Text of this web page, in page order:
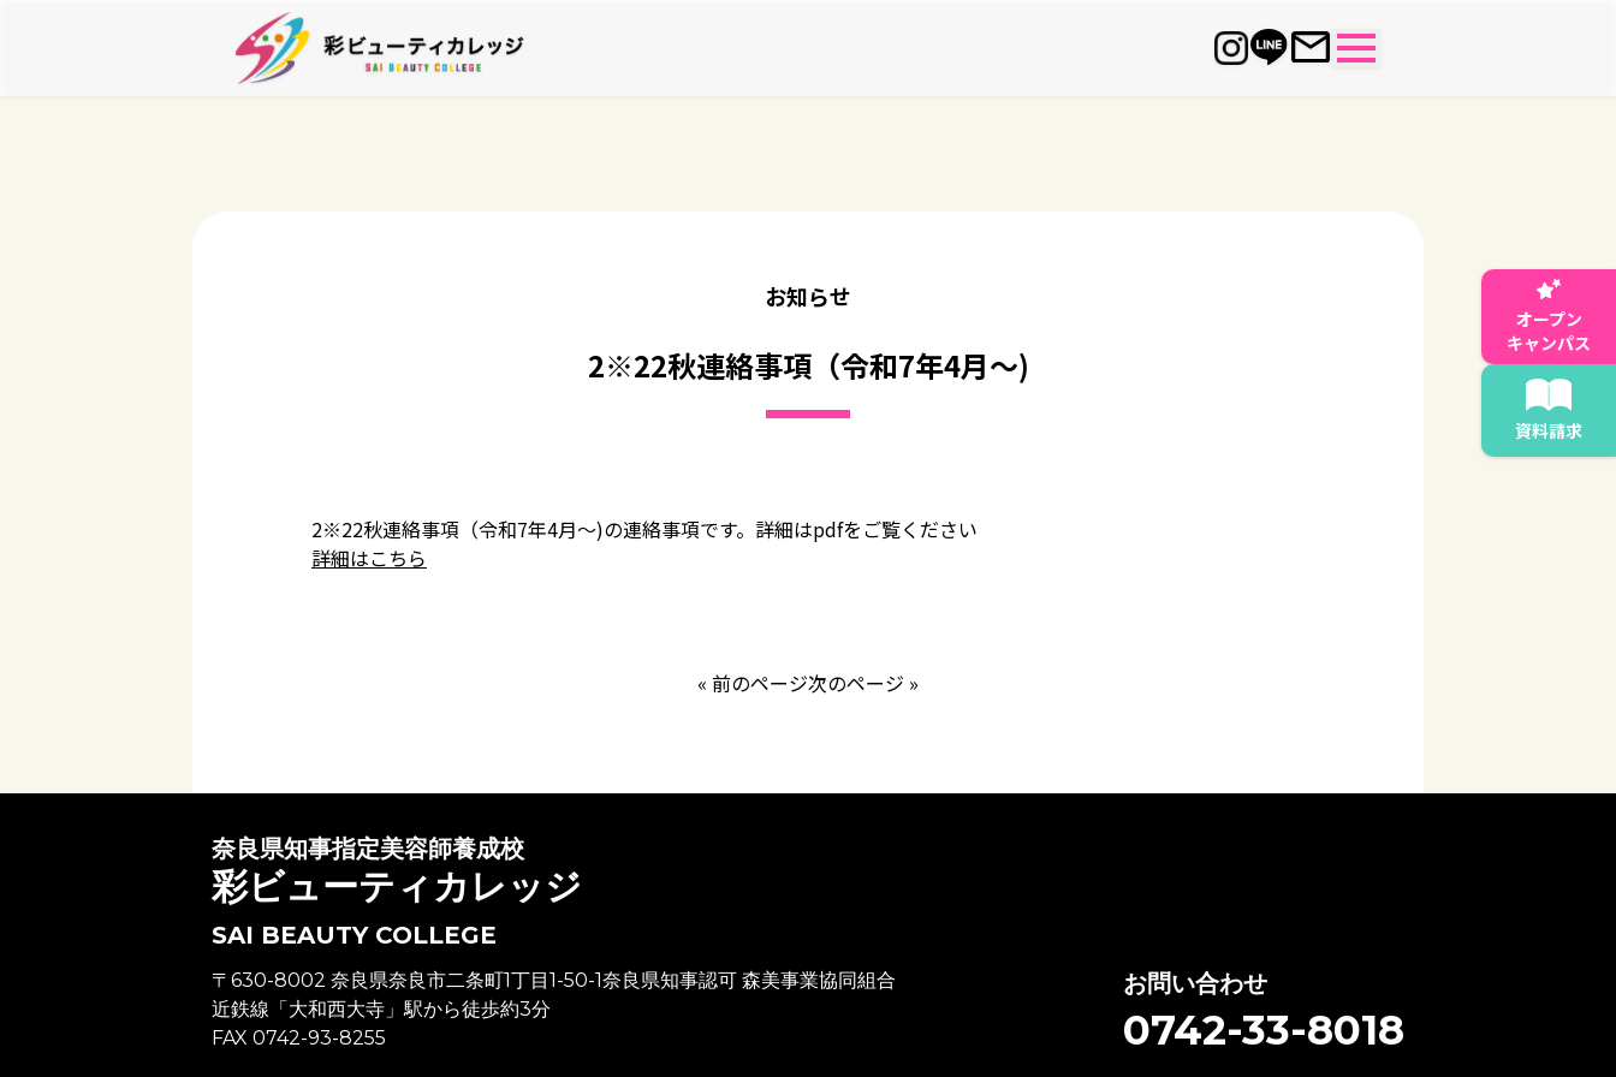
オープン
キャンパス
資料請求
お知らせ
2※22秋連絡事項（令和7年4月～)
2※22秋連絡事項（令和7年4月～)の連絡事項です。詳細はpdfをご覧ください
詳細はこちら
« 前のページ次のページ »
奈良県知事指定美容師養成校
彩ビューティカレッジ
SAI BEAUTY COLLEGE
〒630-8002 奈良県奈良市二条町1丁目1-50-1奈良県知事認可 森美事業協同組合
近鉄線「大和西大寺」駅から徒歩約3分
FAX 0742-93-8255
お問い合わせ
0742-33-8018